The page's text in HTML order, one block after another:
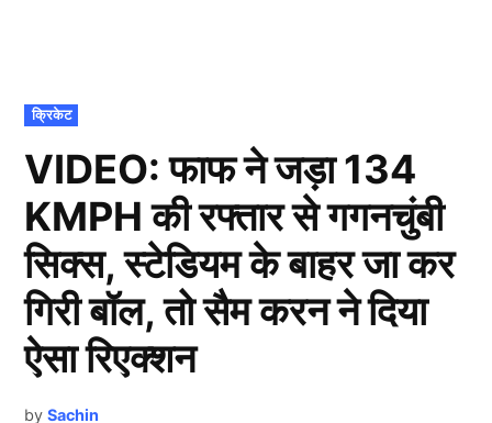
POSTED
IN
क्रिकेट
VIDEO: फाफ ने जड़ा 134
KMPH की रफ्तार से गगनचुंबी
सिक्स, स्टेडियम के बाहर जा कर
गिरी बॉल, तो सैम करन ने दिया
ऐसा रिएक्शन
by Sachin